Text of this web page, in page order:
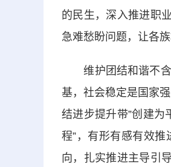
的民生，深入推进职
急难愁盼问题，让各
维护团结和谐不含
基，社会稳定是国家
结进步提升带”创建为
程”，有形有感有效
向，扎实推进主导引